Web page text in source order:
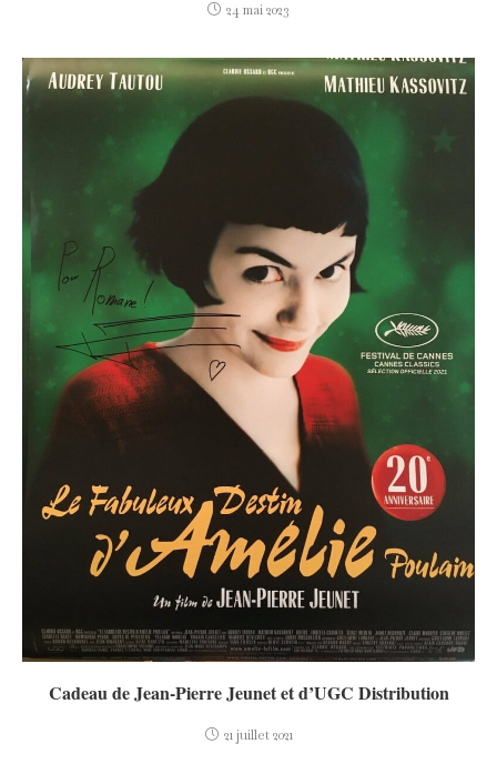
24 mai 2023
Cadeau de Jean-Pierre Jeunet et d’UGC Distribution
21 juillet 2021